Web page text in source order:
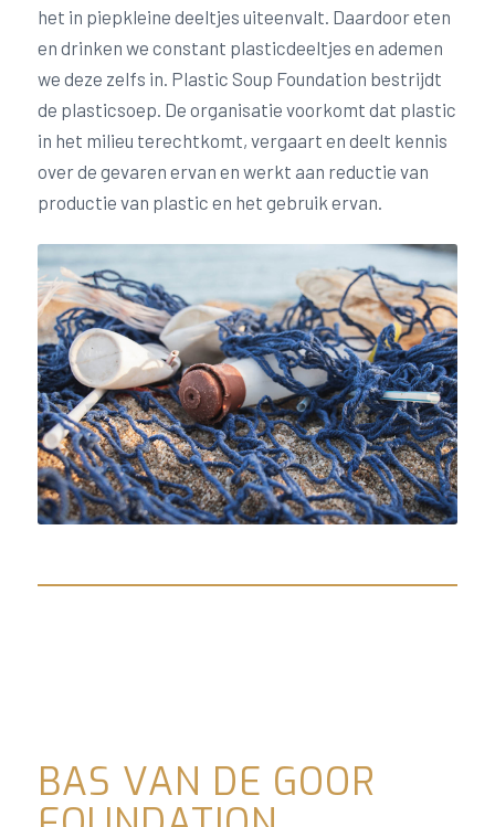
het in piepkleine deeltjes uiteenvalt. Daardoor eten
en drinken we constant plasticdeeltjes en ademen
we deze zelfs in. Plastic Soup Foundation bestrijdt
de plasticsoep. De organisatie voorkomt dat plastic
in het milieu terechtkomt, vergaart en deelt kennis
over de gevaren ervan en werkt aan reductie van
productie van plastic en het gebruik ervan.
BAS VAN DE GOOR